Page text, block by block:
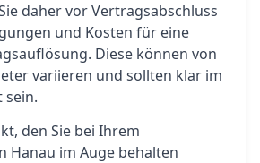
daher vor Vertragsabschluss
und Kosten für eine
Diese können von
variieren und sollten klar im
sein.
den Sie bei Ihrem
Hanau im Auge behalten